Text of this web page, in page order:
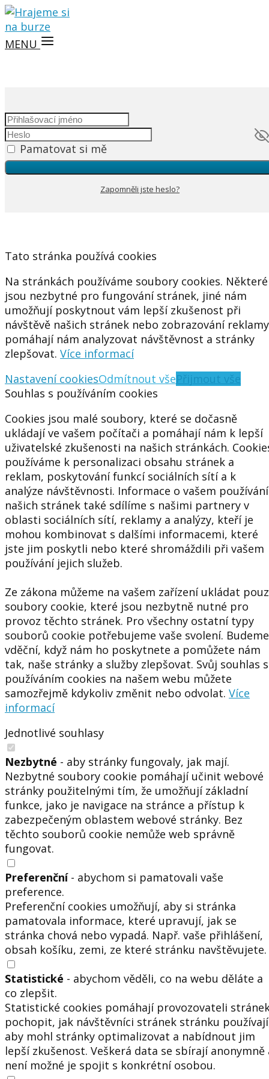
MENU
Pamatovat si mě
Zapomněli jste heslo?
Tato stránka používá cookies
Na stránkách používáme soubory cookies. Některé
jsou nezbytné pro fungování stránek, jiné nám
umožňují poskytnout vám lepší zkušenost při
návštěvě našich stránek nebo zobrazování
pomáhají nám analyzovat návštěvnost a stránky
zlepšovat. Více informací
Nastavení cookiesOdmítnout všePřijmout vše
Souhlas s používáním cookies
Cookies jsou malé soubory, které se dočasně
ukládají ve vašem počítači a pomáhají nám k lepší
uživatelské zkušenosti na našich stránkách.
používáme k personalizaci obsahu stránek a
reklam, poskytování funkcí sociálních sítí a k
analýze návštěvnosti. Informace o vašem používání
našich stránek také sdílíme s našimi partnery v
oblasti sociálních sítí, reklamy a analýzy, kteří je
mohou kombinovat s dalšími informacemi, které
jste jim poskytli nebo které shromáždili při vašem
používání jejich služeb.
Ze zákona můžeme na vašem zařízení ukládat
soubory cookie, které jsou nezbytně nutné pro
provoz těchto stránek. Pro všechny ostatní typy
souborů cookie potřebujeme vaše svolení. Budeme
vděční, když nám ho poskytnete a pomůžete nám
tak, naše stránky a služby zlepšovat. Svůj souhlas s
používáním cookies na našem webu můžete
samozřejmě kdykoliv změnit nebo odvolat. Více
informací
Jednotlivé souhlasy
Nezbytné - aby stránky fungovaly, jak mají.
Nezbytné soubory cookie pomáhají učinit webové
stránky použitelnými tím, že umožňují základní
funkce, jako je navigace na stránce a přístup k
zabezpečeným oblastem webové stránky. Bez
těchto souborů cookie nemůže web správně
fungovat.
Preferenční- abychom si pamatovali vaše
preference.
Preferenční cookies umožňují, aby si stránka
pamatovala informace, které upravují, jak se
stránka chová nebo vypadá. Např. vaše přihlášení,
obsah košíku, zemi, ze které stránku navštěvujete.
Statistické - abychom věděli, co na webu děláte a
co zlepšit.
Statistické cookies pomáhají provozovateli
pochopit, jak návštěvníci stránek stránku
aby mohl stránky optimalizovat a nabídnout jim
lepší zkušenost. Veškerá data se sbírají anonymně
není možné je spojit s konkrétní osobou.